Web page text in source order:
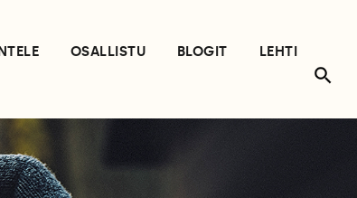
OSALLISTU BLOGIT
LEHTI